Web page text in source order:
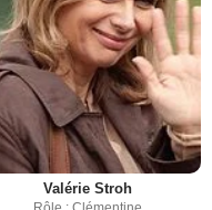
Valérie Stroh